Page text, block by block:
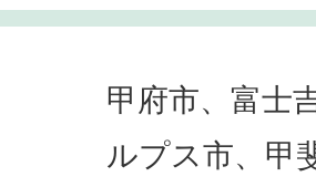
甲府市、富士
ルプス市、甲